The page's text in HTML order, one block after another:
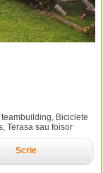
Biciclete
Terasa sau foisor
Scrie